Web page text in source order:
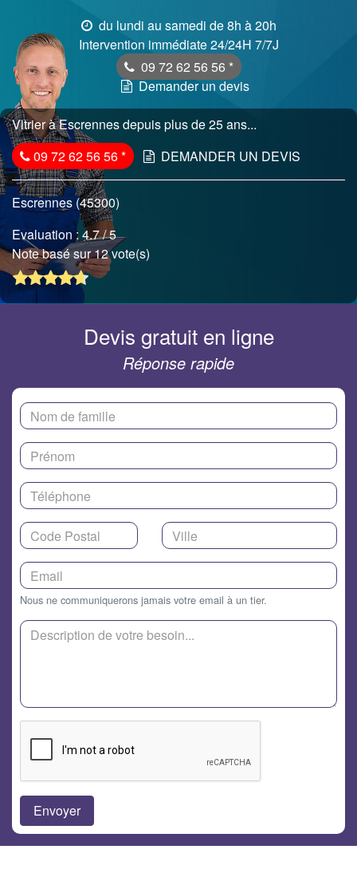
du lundi au samedi de 8h à 20h
Intervention immédiate 24/24H 7/7J
09 72 62 56 56 *
Demander un devis
Vitrier à Escrennes depuis plus de 25 ans...
09 72 62 56 56* DEMANDER UN DEVIS
Escrennes (45300)
Evaluation :4.7/ 5
Note basé sur 12 vote(s)
Devis gratuit en ligne
Réponse rapide
Nous ne communiquerons jamais votre email à un tier.